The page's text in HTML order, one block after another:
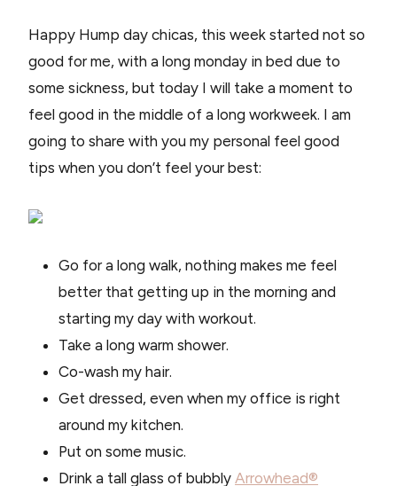
Happy Hump day chicas, this week started not so
good for me, with a long monday in bed due to
some sickness, but today I will take a moment to
feel good in the middle of a long workweek. I am
going to share with you my personal feel good
tips when you don’t feel your best:
Go for a long walk, nothing makes me feel
better that getting up in the morning and
starting my day with workout.
Take a long warm shower.
Co-wash my hair.
Get dressed, even when my office is right
around my kitchen.
Put on some music.
Drink a tall glass of bubbly Arrowhead®